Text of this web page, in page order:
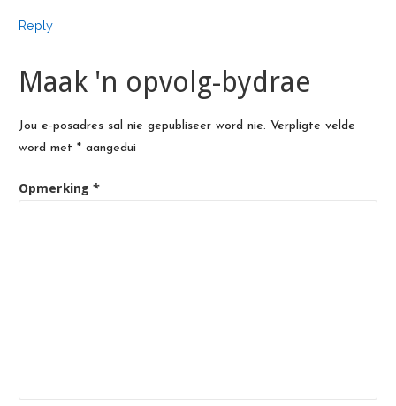
Reply
Maak 'n opvolg-bydrae
Jou e-posadres sal nie gepubliseer word nie. Verpligte velde
word met *aangedui
Opmerking *